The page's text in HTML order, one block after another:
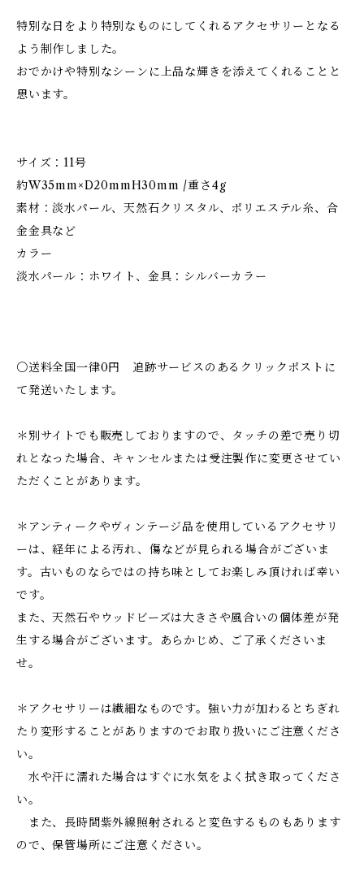
特別な日をより特別なものにしてくれるアクセサリーとなる
よう制作しました。
おでかけや特別なシーンに上品な輝きを添えてくれることと
思います。
サイズ：11号
約W35mm×D20mmH30mm /重さ4g
素材：淡水パール、天然石クリスタル、ポリエステル糸、合
金金具など
カラー
淡水パール：ホワイト、金具：シルバーカラー
〇送料全国一律0円 追跡サービスのあるクリックポストに
て発送いたします。
＊別サイトでも販売しておりますので、タッチの差で売り切
れとなった場合、キャンセルまたは受注製作に変更させてい
ただくことがあります。
＊アンティークやヴィンテージ品を使用しているアクセサリ
ーは、経年による汚れ、傷などが見られる場合がございま
す。古いものならではの持ち味としてお楽しみ頂ければ幸い
です。
また、天然石やウッドビーズは大きさや風合いの個体差が発
生する場合がございます。あらかじめ、ご了承くださいま
せ。
＊アクセサリーは繊細なものです。強い力が加わるとちぎれ
たり変形することがありますのでお取り扱いにご注意くださ
い。
水や汗に濡れた場合はすぐに水気をよく拭き取ってくださ
い。
また、長時間紫外線照射されると変色するものもあります
ので、保管場所にご注意ください。